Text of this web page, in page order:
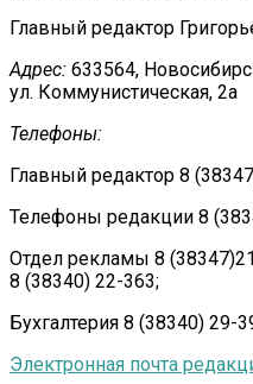
Главный редактор
Адрес: 633564,
ул. Коммунистическая, 2а
Телефоны:
Главный редактор 8
Телефоны редакции 8
Отдел рекламы 8
8 (38340) 22-363;
Бухгалтерия 8 (38340) 29-
Электронная почта